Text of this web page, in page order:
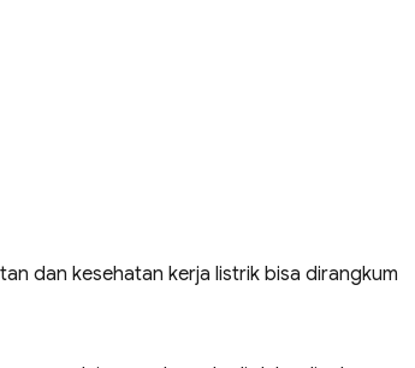
dan kesehatan kerja listrik bisa dirangkum